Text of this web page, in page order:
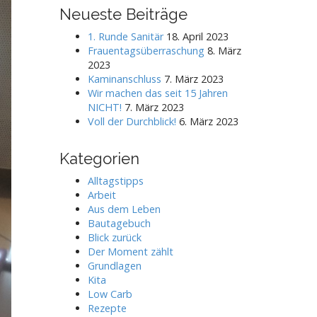
c
Neueste Beiträge
1. Runde Sanitär 18. April 2023
Frauentagsüberraschung 8. März
2023
Kaminanschluss 7. März 2023
Wir machen das seit 15 Jahren
NICHT! 7. März 2023
Voll der Durchblick! 6. März 2023
Kategorien
Alltagstipps
Arbeit
Aus dem Leben
Bautagebuch
Blick zurück
Der Moment zählt
Grundlagen
Kita
Low Carb
Rezepte